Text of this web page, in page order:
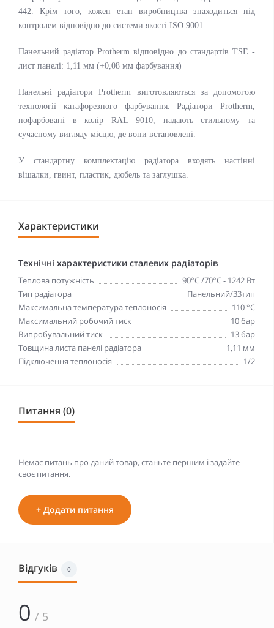
442. Крім того, кожен етап виробництва знаходиться під
контролем відповідно до системи якості ISO 9001.
Панельний радіатор Protherm відповідно до стандартів TSE -
лист панелі: 1,11 мм (+0,08 мм фарбування)
Панельні радіатори Protherm виготовляються за допомогою
технології катафорезного фарбування. Радіатори Protherm,
пофарбовані в колір RAL 9010, надають стильному та
сучасному вигляду місцю, де вони встановлені.
У стандартну комплектацію радіатора входять настінні
вішалки, гвинт, пластик, дюбель та заглушка.
Характеристики
Технічні характеристики сталевих радіаторів
Теплова потужність
90°С /70°С - 1242 Вт
Тип радіатора
Панельний/33тип
Максимальна температура теплоносія
110 °С
Максимальний робочий тиск
10 бар
Випробувальний тиск
13 бар
Товщина листа панелі радіатора
1,11 мм
Підключення теплоносія
1/2
Питання (0)
Немає питань про даний товар, станьте першим і задайте
своє питання.
+ Додати питання
Відгуків 0
0 / 5